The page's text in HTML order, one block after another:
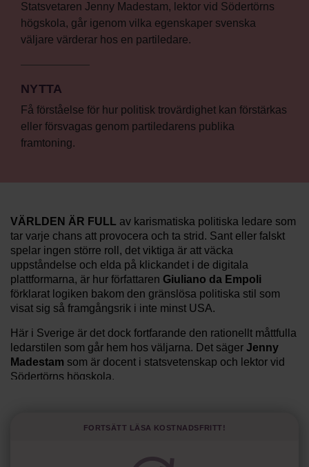
Statsvetaren Jenny Madestam, lektor vid Södertörns
högskola, går igenom vilka egenskaper svenska
väljare värderar hos en partiledare.
NYTTA
Få förståelse för hur politisk trovärdighet kan förstärkas
eller försvagas genom partiledarens publika
framtoning.
VÄRLDEN ÄR FULL av karismatiska politiska ledare som
tar varje chans att provocera och ta strid. Sant eller falskt
spelar ingen större roll, det viktiga är att väcka
uppståndelse och elda på klickandet i de digitala
plattformarna, är hur författaren Giuliano da Empoli
förklarat logiken bakom den gränslösa politiska stil som
visat sig så framgångsrik i inte minst USA.
Här i Sverige är det dock fortfarande den rationellt måttfulla
ledarstilen som går hem hos väljarna. Det säger Jenny
Madestam som är docent i statsvetenskap och lektor vid
Södertörns högskola.
kompetenta och stå med båda fötterna på jorden. Hellre en
spelevink i högklackat, är hur jag brukar sammanfatta de
Fortsätt läsa kostnadsfritt!